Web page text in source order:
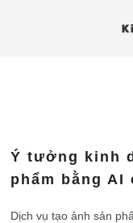
Ý tưởng kinh
phẩm bằng
Dịch vụ tạo ảnh sản